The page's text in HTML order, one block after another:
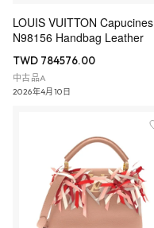
LOUIS VUITTON Capucines
N98156 Handbag Leather
TWD 784576.00
中古品A
2026年4月10日